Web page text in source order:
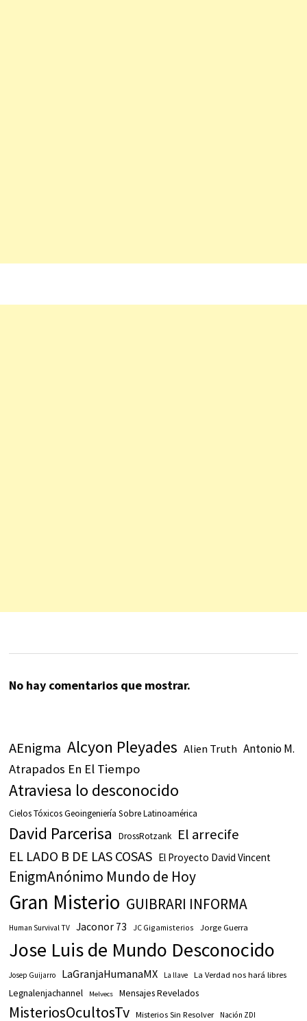
No hay comentarios que mostrar.
AEnigma Alcyon Pleyades Alien Truth Antonio M.
Atrapados En El Tiempo
Atraviesa lo desconocido
Cielos Tóxicos Geoingeniería Sobre Latinoamérica
David Parcerisa DrossRotzank El arrecife
EL LADO B DE LAS COSAS El Proyecto David Vincent
EnigmAnónimo Mundo de Hoy
Gran Misterio GUIBRARI INFORMA
Human Survival TV Jaconor 73 JC Gigamisterios Jorge Guerra
Jose Luis de Mundo Desconocido
Josep Guijarro LaGranjaHumanaMX La llave La Verdad nos hará libres
Legnalenjachannel Melvecs Mensajes Revelados
MisteriosOcultosTv Misterios Sin Resolver Nación ZDI